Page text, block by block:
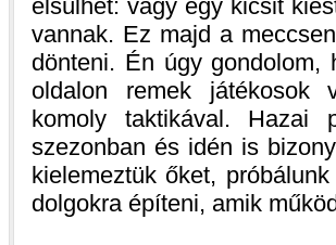
elsülhet: vagy egy kicsit
vannak. Ez majd a
dönteni. Én úgy
oldalon remek játékosok
komoly taktikával. Hazai
szezonban és idén is
kielemeztük őket,
dolgokra építeni, amik